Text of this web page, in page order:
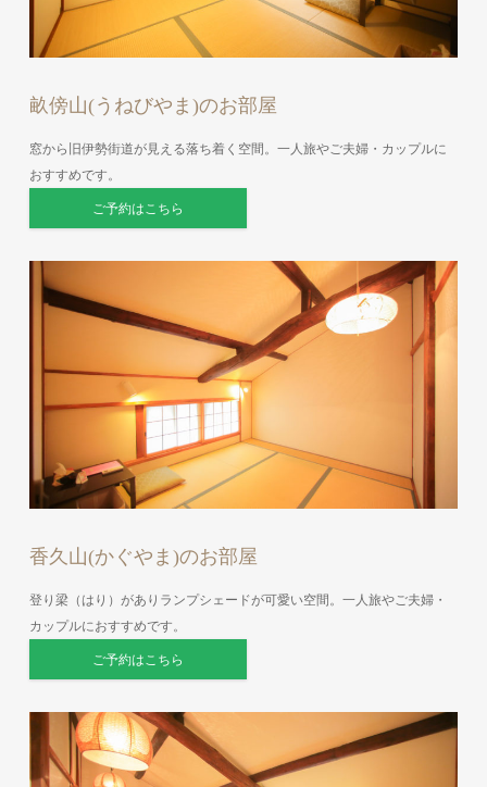
畝傍山(うねびやま)のお部屋
窓から旧伊勢街道が見える落ち着く空間。一人旅やご夫婦・カップルに
おすすめです。
ご予約はこちら
香久山(かぐやま)のお部屋
登り梁（はり）がありランプシェードが可愛い空間。一人旅やご夫婦・
カップルにおすすめです。
ご予約はこちら